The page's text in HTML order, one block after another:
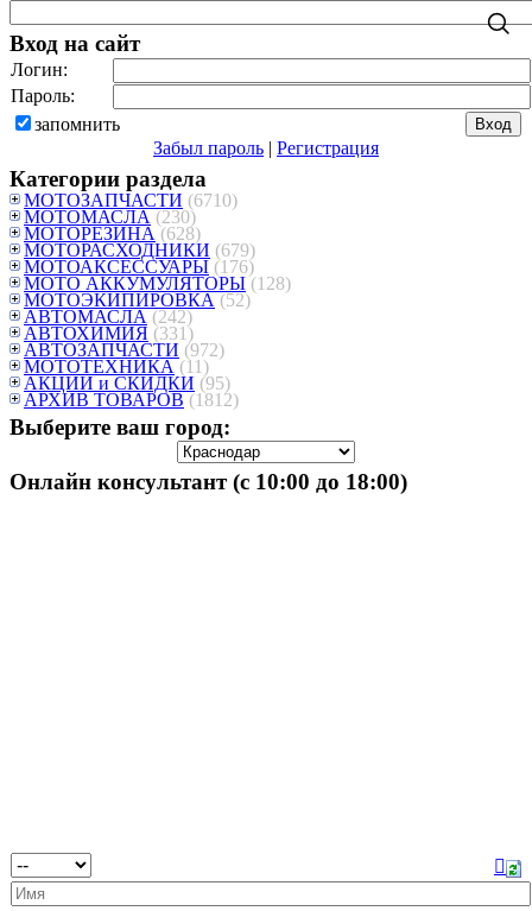
Вход на сайт
Логин:
Пароль:
запомнить
Забыл пароль | Регистрация
Категории раздела
МОТОЗАПЧАСТИ (6710)
МОТОМАСЛА (230)
МОТОРЕЗИНА (628)
МОТОРАСХОДНИКИ (679)
МОТОАКСЕССУАРЫ (176)
МОТО АККУМУЛЯТОРЫ (128)
МОТОЭКИПИРОВКА (52)
АВТОМАСЛА (242)
АВТОХИМИЯ (331)
АВТОЗАПЧАСТИ (972)
МОТОТЕХНИКА (11)
АКЦИИ и СКИДКИ (95)
АРХИВ ТОВАРОВ (1812)
Выберите ваш город:
Онлайн консультант (с 10:00 до 18:00)